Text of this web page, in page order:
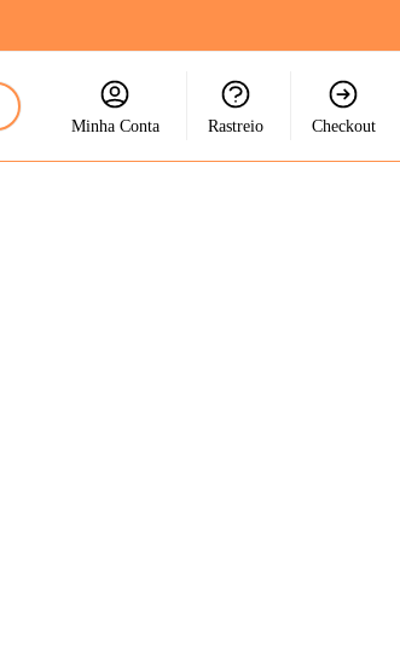
Minha Conta Rastreio Checkout